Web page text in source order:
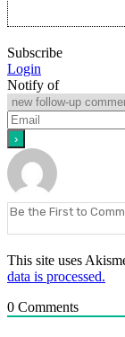
Subscribe
Login
Notify of
This site uses
data is processed.
0 Comments